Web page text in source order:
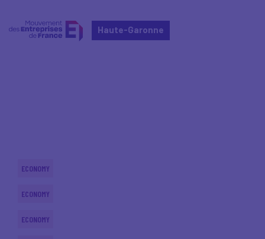
Haute-Garonne
ECONOMY
ECONOMY
ECONOMY